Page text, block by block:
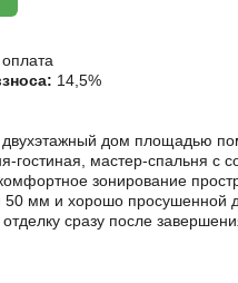
14,5%
дом площадью
гостиная, мастер-спальня с
зонирование
мм и хорошо просушенной
сразу после